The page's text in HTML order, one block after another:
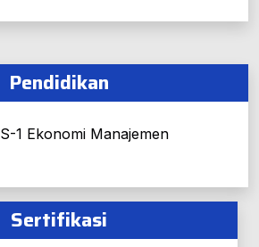
Pendidikan
S-1 Ekonomi Manajemen
Sertifikasi